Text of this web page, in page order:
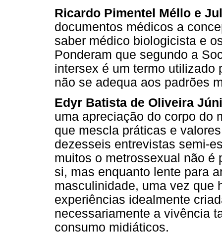
Ricardo Pimentel Méllo e
documentos médicos a
saber médico biologicista e
Ponderam que segundo a
intersex é um termo utilizado
não se adequa aos padrões
Edyr Batista de Oliveira
uma apreciação do corpo do
que mescla práticas e
dezesseis entrevistas semi-
muitos o metrossexual não é
si, mas enquanto lente para
masculinidade, uma vez que
experiências idealmente
necessariamente a vivência
consumo midiáticos.